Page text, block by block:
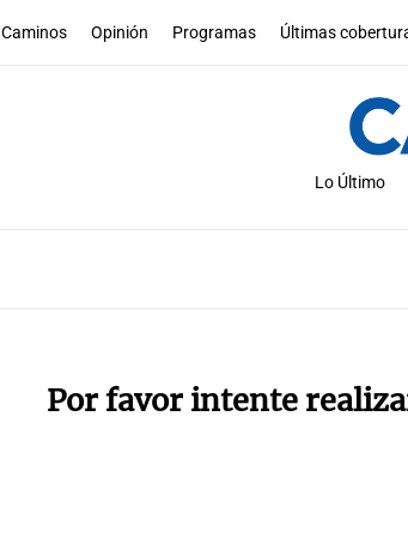
Caminos Opinión Programas Últimas
Lo Último
Por favor intente